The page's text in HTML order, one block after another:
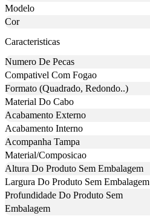
Modelo
Cor
Caracteristicas
Numero De Pecas
Compativel Com Fogao
Formato (Quadrado, Redondo..)
Material Do Cabo
Acabamento Externo
Acabamento Interno
Acompanha Tampa
Material/Composicao
Altura Do Produto Sem Embalagem
Largura Do Produto Sem Embalagem
Profundidade Do Produto Sem
Embalagem